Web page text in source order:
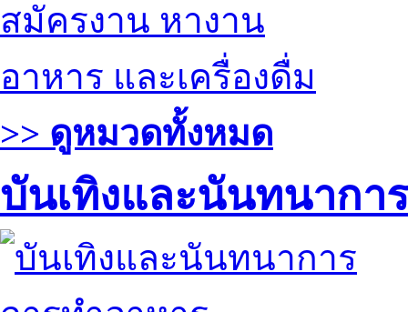
สมัครงาน หางาน
อาหาร และเครื่องดื่ม
>> ดูหมวดทั้งหมด
บันเทิงและนันทนาการ